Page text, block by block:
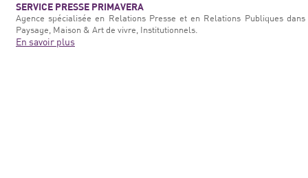
SERVICE PRESSE PRIMAVERA
Agence spécialisée en Relations Presse et en Relations Publiques
Paysage, Maison & Art de vivre, Institutionnels.
En savoir plus